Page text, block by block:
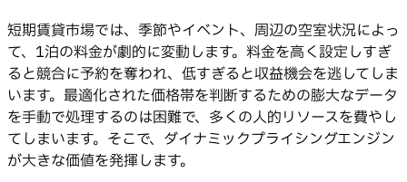
短期賃貸市場では、季節やイベント、周辺の空室状況によっ
て、1泊の料金が劇的に変動します。料金を高く設定しすぎ
ると競合に予約を奪われ、低すぎると収益機会を逃してしま
います。最適化された価格帯を判断するための膨大なデータ
を手動で処理するのは困難で、多くの人的リソースを費やし
てしまいます。そこで、ダイナミックプライシングエンジン
が大きな価値を発揮します。